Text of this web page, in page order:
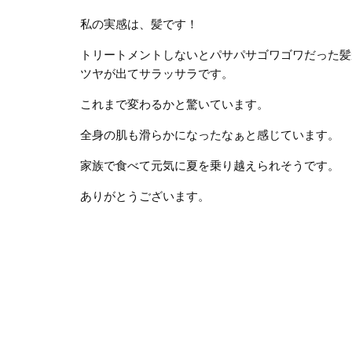
私の実感は、髪です！
トリートメントしないとパサパサゴワゴワだった
ツヤが出てサラッサラです。
これまで変わるかと驚いています。
全身の肌も滑らかになったなぁと感じています。
家族で食べて元気に夏を乗り越えられそうです。
ありがとうございます。